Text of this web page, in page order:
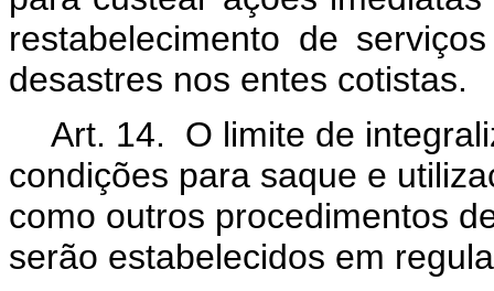
restabelecimento de
desastres nos entes cotistas.
Art. 14. O limite de
condições para saque e
como outros procedimentos
serão estabelecidos em